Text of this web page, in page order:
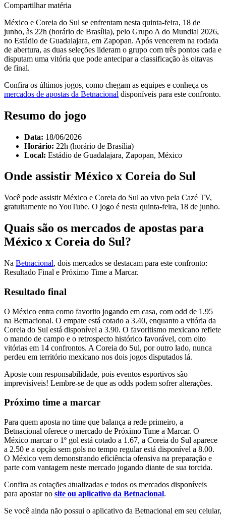
Compartilhar matéria
México e Coreia do Sul se enfrentam nesta quinta-feira, 18 de
junho, às 22h (horário de Brasília), pelo Grupo A do Mundial 2026,
no Estádio de Guadalajara, em Zapopan. Após vencerem na rodada
de abertura, as duas seleções lideram o grupo com três pontos cada e
disputam uma vitória que pode antecipar a classificação às oitavas
de final.
Confira os últimos jogos, como chegam as equipes e conheça os
mercados de apostas da Betnacional disponíveis para este confronto.
Resumo do jogo
Data: 18/06/2026
Horário: 22h (horário de Brasília)
Local: Estádio de Guadalajara, Zapopan, México
Onde assistir México x Coreia do Sul
Você pode assistir México e Coreia do Sul ao vivo pela Cazé TV,
gratuitamente no YouTube. O jogo é nesta quinta-feira, 18 de junho.
Quais são os mercados de apostas para
México x Coreia do Sul?
Na Betnacional, dois mercados se destacam para este confronto:
Resultado Final e Próximo Time a Marcar.
Resultado final
O México entra como favorito jogando em casa, com odd de 1.95
na Betnacional. O empate está cotado a 3.40, enquanto a vitória da
Coreia do Sul está disponível a 3.90. O favoritismo mexicano reflete
o mando de campo e o retrospecto histórico favorável, com oito
vitórias em 14 confrontos. A Coreia do Sul, por outro lado, nunca
perdeu em território mexicano nos dois jogos disputados lá.
Aposte com responsabilidade, pois eventos esportivos são
imprevisíveis! Lembre-se de que as odds podem sofrer alterações.
Próximo time a marcar
Para quem aposta no time que balança a rede primeiro, a
Betnacional oferece o mercado de Próximo Time a Marcar. O
México marcar o 1º gol está cotado a 1.67, a Coreia do Sul aparece
a 2.50 e a opção sem gols no tempo regular está disponível a 8.00.
O México vem demonstrando eficiência ofensiva na preparação e
parte com vantagem neste mercado jogando diante de sua torcida.
Confira as cotações atualizadas e todos os mercados disponíveis
para apostar no site ou aplicativo da Betnacional.
Se você ainda não possui o aplicativo da Betnacional em seu celular,